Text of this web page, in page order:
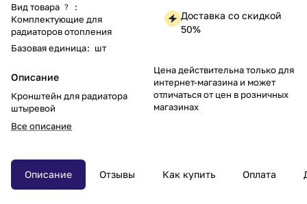
Вид товара ?
:
Комплектующие для
радиаторов отопления
Базовая единица: шт
Описание
Кронштейн для радиатора
штыревой
Все описание
Доставка со скидкой
50%
Цена действительна только для
интернет-магазина и может
отличаться от цен в розничных
магазинах
Описание Отзывы Как купить Оплата